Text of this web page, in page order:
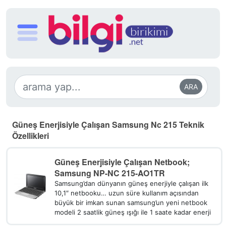
ARA
Güneş Enerjisiyle Çalışan Samsung Nc 215 Teknik
Özellikleri
Güneş Enerjisiyle Çalışan Netbook;
Samsung NP-NC 215-AO1TR
Samsung’dan dünyanın güneş enerjiyle çalışan ilk
10,1″ netbooku… uzun süre kullanım açısından
büyük bir imkan sunan samsung’un yeni netbook
modeli 2 saatlik güneş ışığı ile 1 saate kadar enerji